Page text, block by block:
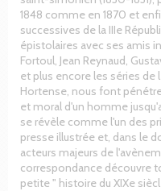
1848 comme en 1870 et
successives de la IIIe
épistolaires avec ses amis
Fortoul, Jean Reynaud,
et plus encore les séries
Hortense, nous font
et moral d'un homme
se révèle comme l'un des
presse illustrée et, dans le
acteurs majeurs de
correspondance découvre
petite " histoire du XIXe